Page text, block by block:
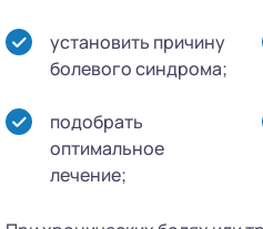
установить причину
болевого синдрома;
подобрать
оптимальное
лечение;